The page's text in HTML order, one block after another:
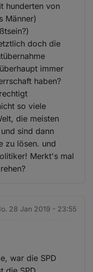
hunderten von
Männer)
doch die
immer
haben?
so viele
die meisten
sind dann
zu lösen. und
Merkt's mal
28 Jan 2019 - 23:55
war die SPD